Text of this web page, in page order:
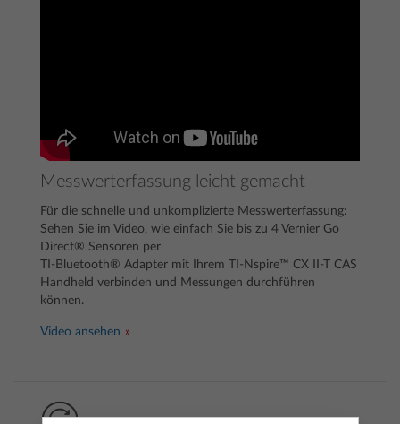
Messwerterfassung leicht gemacht
Für die schnelle und unkomplizierte Messwerterfassung:
Sehen Sie im Video, wie einfach Sie bis zu 4 Vernier Go
Direct® Sensoren per
TI-Bluetooth® Adapter mit Ihrem TI-Nspire™ CX II-T CAS
Handheld verbinden und Messungen durchführen
können.
Video ansehen